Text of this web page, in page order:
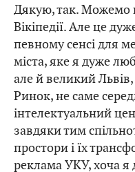
Дякую, так. Можемо
Вікіпедії. Але це
певному сенсі для
міста, яке я дуже
але й великий
Ринок, не саме
інтелектуальний
завдяки тим
простори і їх
реклама УКУ, хоча